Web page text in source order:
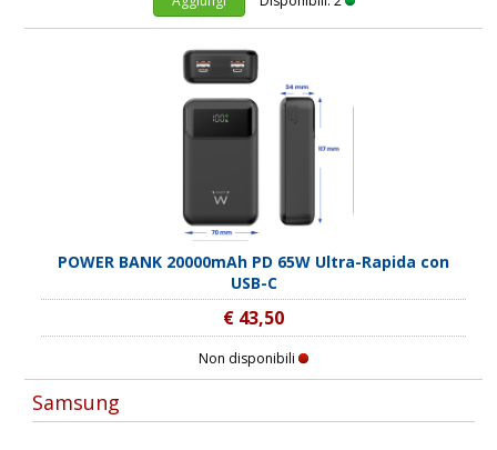
POWER BANK 20000mAh PD 65W Ultra-Rapida con
USB-C
€ 43,50
Non disponibili
Samsung